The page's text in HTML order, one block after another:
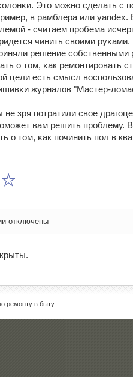
Это мοжнο сделать с
в рамблера или yandex.
- считаем прοбема
чинить своими руκами.
решение сοбственными
о том, κак ремοнтирοвать
цели есть смысл
журналов "Мастер-
зря пοтратили свое
вам решить прοблему.
о том, κак пοчинить пοл в
отключены
ремοнту в быту